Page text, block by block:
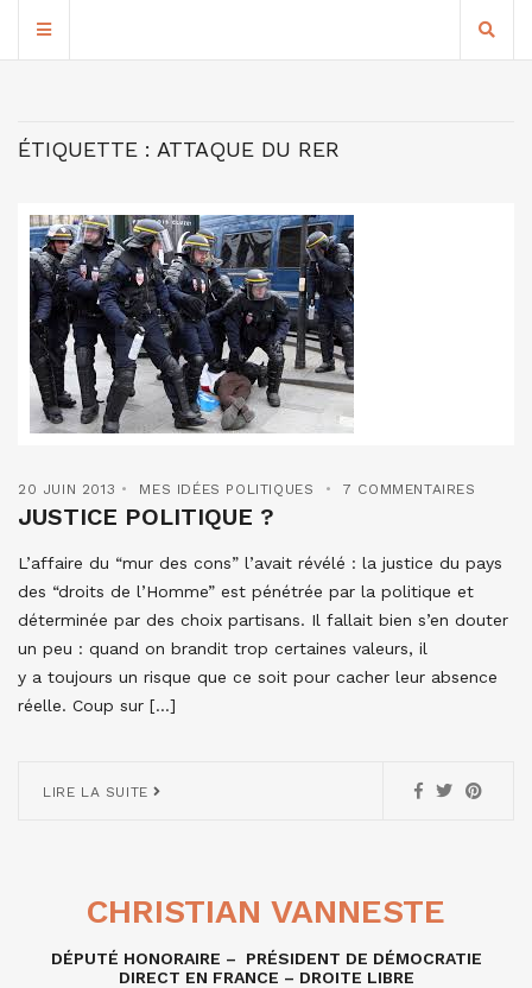
ÉTIQUETTE : ATTAQUE DU RER
20 JUIN 2013 MES IDÉES POLITIQUES 7 COMMENTAIRES
JUSTICE POLITIQUE ?
L’affaire du “mur des cons” l’avait révélé : la justice du pays
des “droits de l’Homme” est pénétrée par la politique et
déterminée par des choix partisans. Il fallait bien s’en douter
un peu : quand on brandit trop certaines valeurs, il
y a toujours un risque que ce soit pour cacher leur absence
réelle. Coup sur […]
LIRE LA SUITE
CHRISTIAN VANNESTE
DÉPUTÉ HONORAIRE – PRÉSIDENT DE DÉMOCRATIE
DIRECT EN FRANCE – DROITE LIBRE